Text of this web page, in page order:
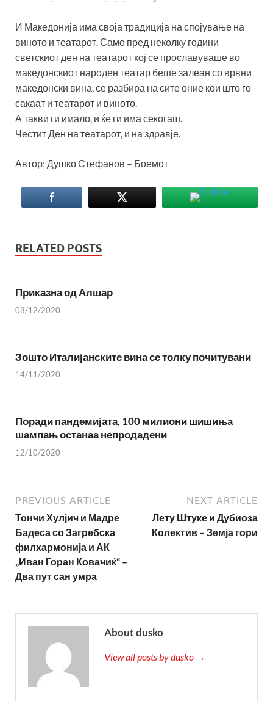
И Македонија има своја традиција на спојување на
виното и театарот. Само пред неколку години
светскиот ден на театарот кој се прославуваше во
македонскиот народен театар беше залеан со врвни
македонски вина, се разбира на сите оние кои што го
сакаат и театарот и виното.
А такви ги имало, и ќе ги има секогаш.
Честит Ден на театарот, и на здравје.
Автор: Душко Стефанов – Боемот
RELATED POSTS
Приказна од Алшар
08/12/2020
Зошто Италијанските вина се толку почитувани
14/11/2020
Поради пандемијата, 100 милиони шишиња
шампањ останаа непродадени
12/10/2020
PREVIOUS ARTICLE
Тончи Хулјич и Мадре
Бадеса со Загребска
филхармонија и АК
„Иван Горан Ковачиќ“ –
Два пут сан умра
NEXT ARTICLE
Лету Штуке и Дубиоза
Колектив – Земја гори
About dusko
View all posts by dusko →